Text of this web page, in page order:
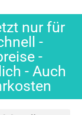
nur für
-
-
- Auch